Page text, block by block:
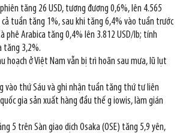
tăng 26 USD, tương đương 0,6%, lên 4.565
tuần tăng 1%, sau khi tăng 6,4% vào tuần trước
phê Arabica tăng 0,4% lên 3.812 USD/lb; tính
tăng 3,2%.
hoạch ở Việt Nam vẫn bị trì hoãn sau mưa, lũ lụt
vào thứ Sáu và ghi nhận tuần tăng thứ tư liên
gia sản xuất hàng đầu thế g iowis, làm gián
5 trên Sàn giao dịch Osaka (OSE) tăng 5,9 yên,